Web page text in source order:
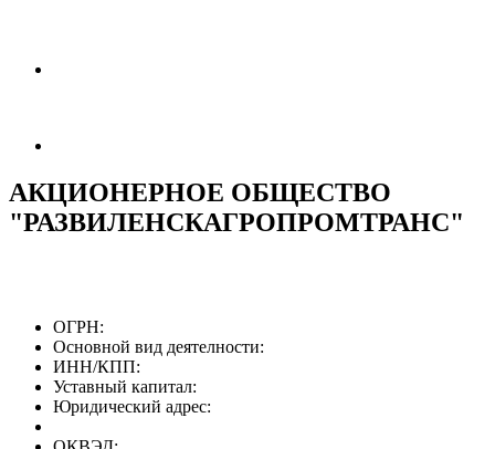
АКЦИОНЕРНОЕ ОБЩЕСТВО
"РАЗВИЛЕНСКАГРОПРОМТРАНС"
ОГРН:
Основной вид деятелности:
ИНН/КПП:
Уставный капитал:
Юридический адрес: